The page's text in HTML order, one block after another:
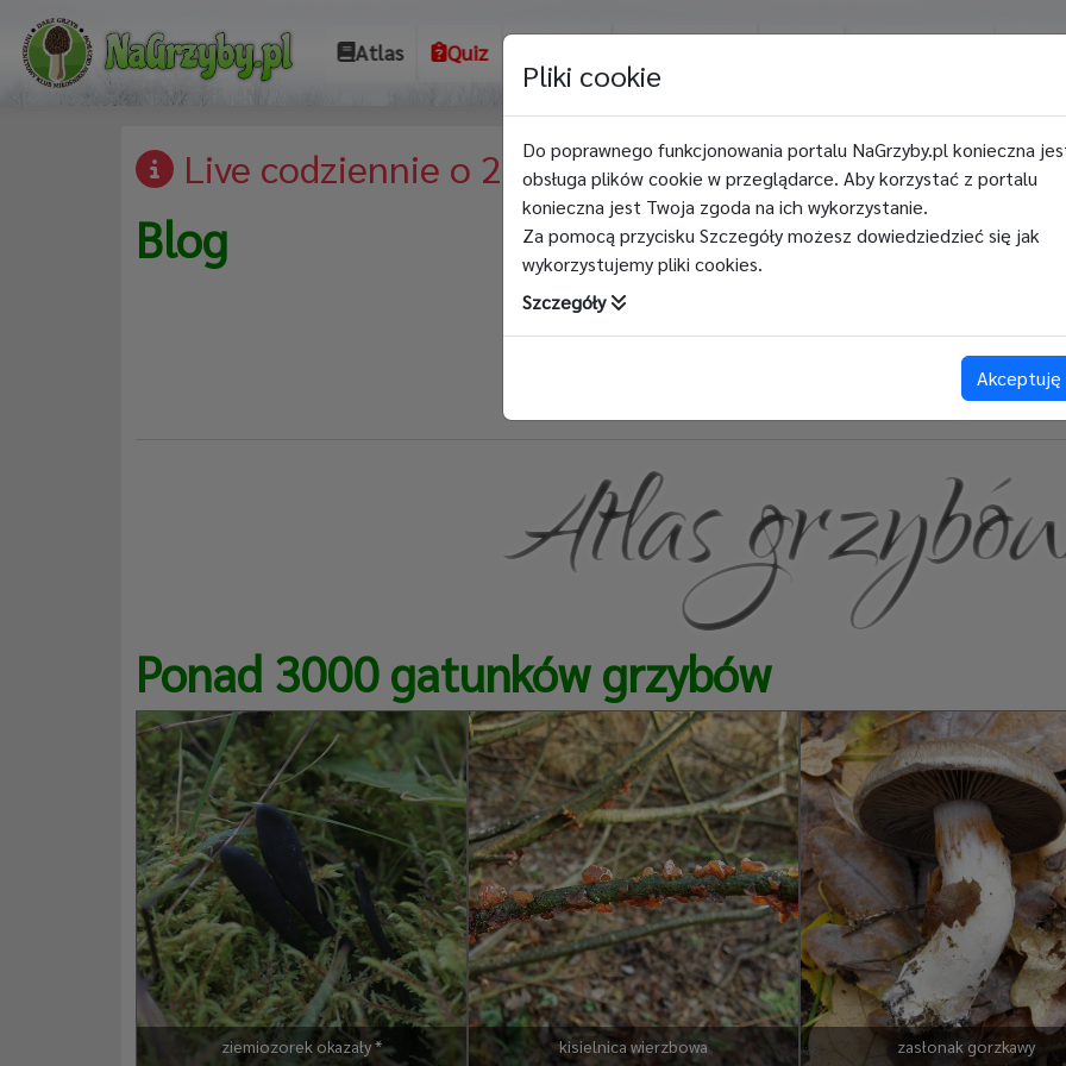
Atlas Quiz
Live codziennie o 21:00
Blog
Ponad 3000 gatunków grzybów
ziemiozorek okazały * kisielnica wierzbowa zasłonak gorzkawy
Pliki cookie
Do poprawnego funkcjonowania portalu NaGrzyby.pl konieczna
obsługa plików cookie w przeglądarce. Aby korzystać z portalu
konieczna jest Twoja zgoda na ich wykorzystanie.
Za pomocą przycisku Szczegóły możesz dowiedziedzieć się jak
wykorzystujemy pliki cookies.
Szczegóły
Akceptuję